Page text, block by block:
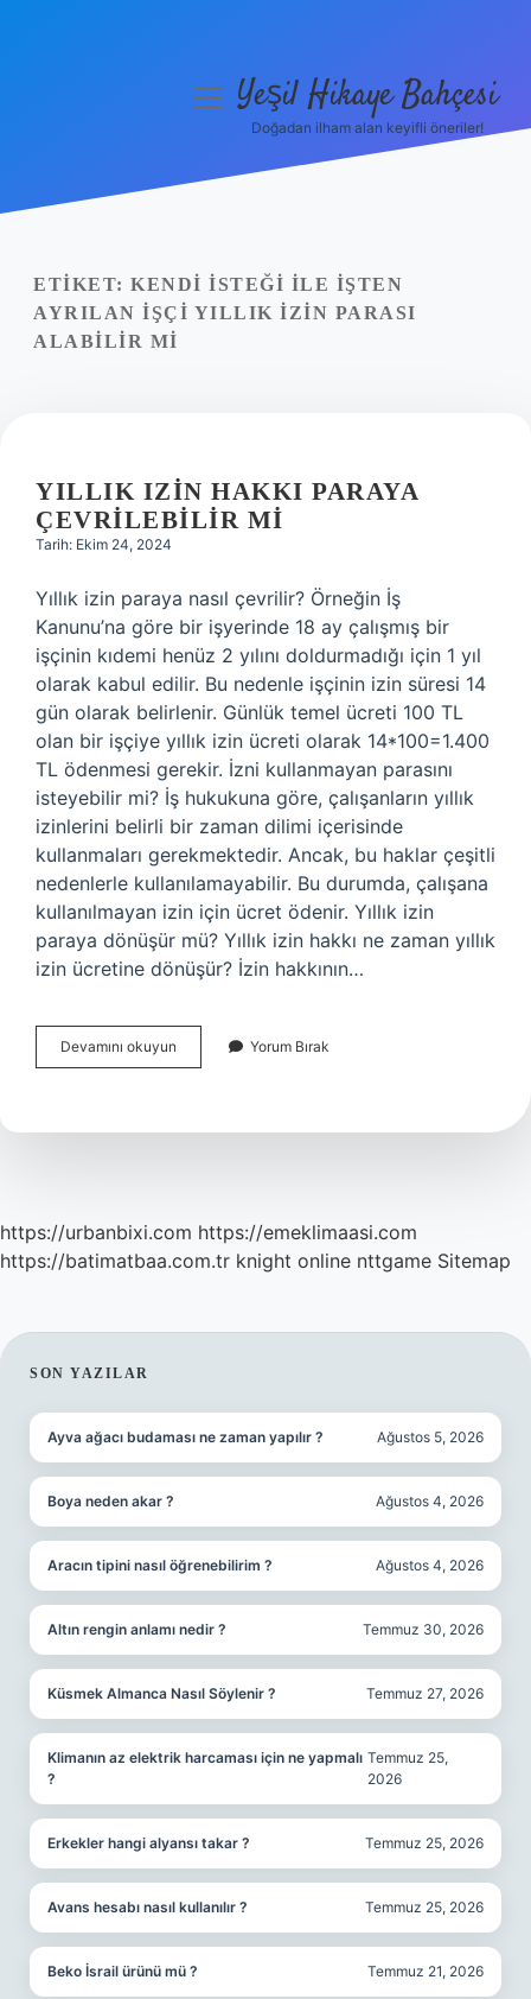
Yasal Uyarı
Hakkımızda
menüyüYeşil Hikaye Bahçesi
Doğadan ilham alan keyifli öneriler!
ETIKET: KENDI ISTEĞI ILE IŞTEN
AYRILAN IŞÇI YILLIK IZIN PARASI
ALABILIR MI
YILLIK IZIN HAKKI PARAYA
ÇEVRILEBILIR MI
Tarih: Ekim 24, 2024
Yıllık izin paraya nasıl çevrilir? Örneğin İş
Kanunu’na göre bir işyerinde 18 ay çalışmış bir
işçinin kıdemi henüz 2 yılını doldurmadığı için 1 yıl
olarak kabul edilir. Bu nedenle işçinin izin süresi 14
gün olarak belirlenir. Günlük temel ücreti 100 TL
olan bir işçiye yıllık izin ücreti olarak 14*100=1.400
TL ödenmesi gerekir. İzni kullanmayan parasını
isteyebilir mi? İş hukukuna göre, çalışanların yıllık
izinlerini belirli bir zaman dilimi içerisinde
kullanmaları gerekmektedir. Ancak, bu haklar çeşitli
nedenlerle kullanılamayabilir. Bu durumda, çalışana
kullanılmayan izin için ücret ödenir. Yıllık izin
paraya dönüşür mü? Yıllık izin hakkı ne zaman yıllık
izin ücretine dönüşür? İzin hakkının…
Devamını okuyun
Izin
Çevrilebilir
Yorum Bırak
https://urbanbixi.com https://emeklimaasi.com
https://batimatbaa.com.tr knight online nttgame Sitemap
SIDEBAR
SON YAZILAR
Ayva ağacı budaması ne zaman yapılır ? Ağustos 5, 2026
Boya neden akar ? Ağustos 4, 2026
Aracın tipini nasıl öğrenebilirim ? Ağustos 4, 2026
Altın rengin anlamı nedir ? Temmuz 30, 2026
Küsmek Almanca Nasıl Söylenir ? Temmuz 27, 2026
Klimanın az elektrik harcaması için ne yapmalı
?
Temmuz 25,
2026
Erkekler hangi alyansı takar ? Temmuz 25, 2026
Avans hesabı nasıl kullanılır ? Temmuz 25, 2026
Beko İsrail ürünü mü ? Temmuz 21, 2026